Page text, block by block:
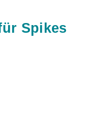
Spikes